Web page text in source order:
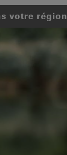
votre région